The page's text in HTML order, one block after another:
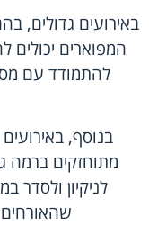
באירועים גדולים,
המפוארים יכולים
להתמודד עם
בנוסף,
מתוחזקים ברמה
לניקיון ולסדר
שהאורחים